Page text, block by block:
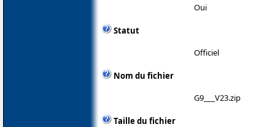
Oui
Statut
Officiel
Nom du fichier
G9___V23.zip
Taille du fichier